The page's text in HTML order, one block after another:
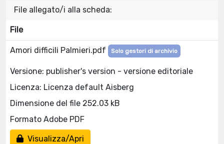
File allegato/i alla scheda:
File
Amori difficili Palmieri.pdf Solo gestori di archivio
Versione: publisher's version - versione editoriale
Licenza: Licenza default Aisberg
Dimensione del file 252.03 kB
Formato Adobe PDF
Visualizza/Apri